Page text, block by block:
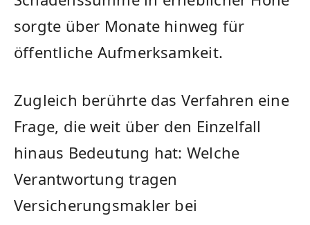
sorgte über Monate hinweg für
öffentliche Aufmerksamkeit.
Zugleich berührte das Verfahren eine
Frage, die weit über den Einzelfall
hinaus Bedeutung hat: Welche
Verantwortung tragen
Versicherungsmakler bei